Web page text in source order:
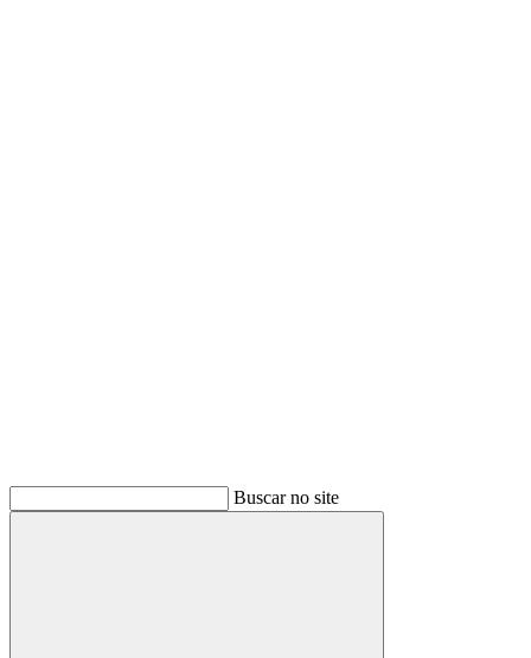
Buscar no site